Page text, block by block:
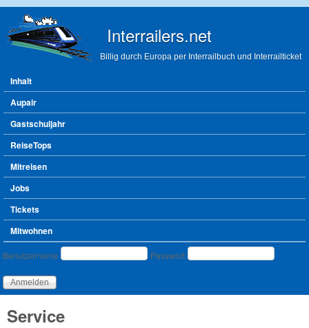
Interrailers.net
Billig durch Europa per Interrailbuch und Interrailticket
Hauptmenü
Inhalt
Aupair
Gastschuljahr
ReiseTops
Mitreisen
Jobs
Tickets
Mitwohnen
Benutzeranmeldung
Benutzername Passwort
Service